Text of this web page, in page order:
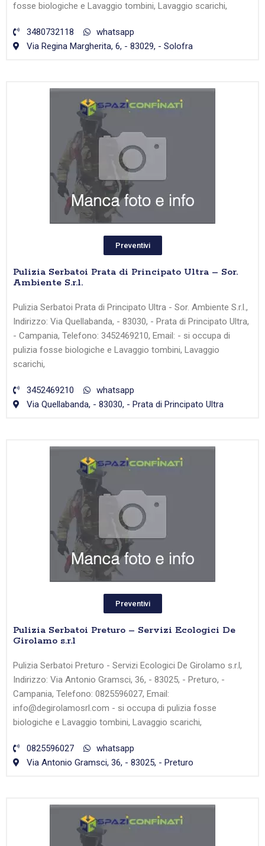
fosse biologiche e Lavaggio tombini, Lavaggio scarichi,
3480732118
whatsapp
Via Regina Margherita, 6, - 83029, - Solofra
Preventivi
Pulizia Serbatoi Prata di Principato Ultra – Sor.
Ambiente S.r.l.
Pulizia Serbatoi Prata di Principato Ultra - Sor. Ambiente S.r.l.,
Indirizzo: Via Quellabanda, - 83030, - Prata di Principato Ultra,
- Campania, Telefono: 3452469210, Email: - si occupa di
pulizia fosse biologiche e Lavaggio tombini, Lavaggio
scarichi,
3452469210
whatsapp
Via Quellabanda, - 83030, - Prata di Principato Ultra
Preventivi
Pulizia Serbatoi Preturo – Servizi Ecologici De
Girolamo s.r.l
Pulizia Serbatoi Preturo - Servizi Ecologici De Girolamo s.r.l,
Indirizzo: Via Antonio Gramsci, 36, - 83025, - Preturo, -
Campania, Telefono: 0825596027, Email:
info@degirolamosrl.com - si occupa di pulizia fosse
biologiche e Lavaggio tombini, Lavaggio scarichi,
0825596027
whatsapp
Via Antonio Gramsci, 36, - 83025, - Preturo